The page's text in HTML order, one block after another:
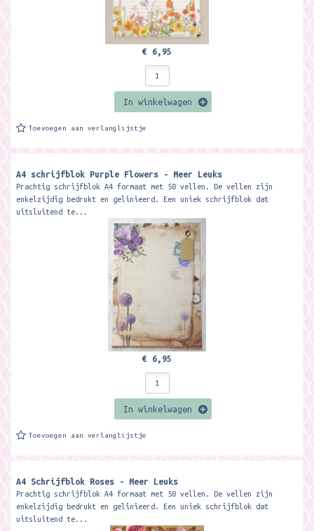
€ 6,95
In winkelwagen
Toevoegen aan verlanglijstje
A4 schrijfblok Purple Flowers - Meer Leuks
Prachtig schrijfblok A4 formaat met 50 vellen. De vellen zijn
enkelzijdig bedrukt en gelinieerd. Een uniek schrijfblok dat
uitsluitend te...
€ 6,95
In winkelwagen
Toevoegen aan verlanglijstje
A4 Schrijfblok Roses - Meer Leuks
Prachtig schrijfblok A4 formaat met 50 vellen. De vellen zijn
enkelzijdig bedrukt en gelinieerd. Een uniek schrijfblok dat
uitsluitend te...